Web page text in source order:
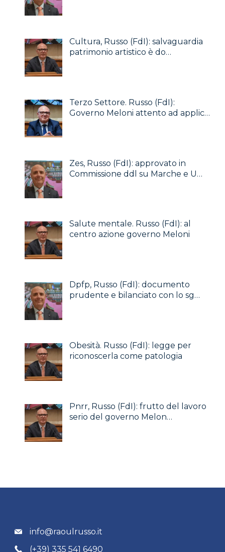
Cultura, Russo (FdI): salvaguardia
patrimonio artistico è do…
Terzo Settore. Russo (FdI):
Governo Meloni attento ad applic…
Zes, Russo (FdI): approvato in
Commissione ddl su Marche e U…
Salute mentale. Russo (FdI): al
centro azione governo Meloni
Dpfp, Russo (FdI): documento
prudente e bilanciato con lo sg…
Obesità. Russo (FdI): legge per
riconoscerla come patologia
Pnrr, Russo (FdI): frutto del lavoro
serio del governo Melon…
info@raoulrusso.it
(+39) 335 541 6490